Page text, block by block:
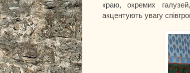
краю, окремих
акцентують увагу